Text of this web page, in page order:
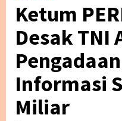
Ketum
Desak TNI
Informasi
Miliar